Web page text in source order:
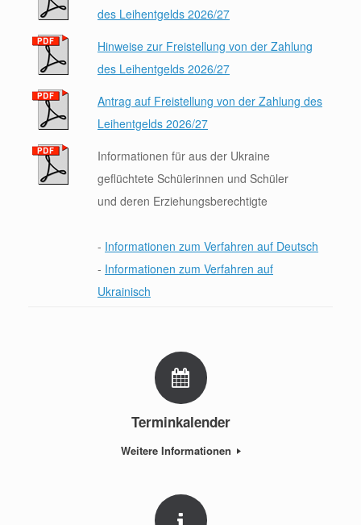
des Leihentgelds 2026/27
Hinweise zur Freistellung von der Zahlung
des Leihentgelds 2026/27
Antrag auf Freistellung von der Zahlung des
Leihentgelds 2026/27
Informationen für aus der Ukraine
geflüchtete Schülerinnen und Schüler
und deren Erziehungsberechtigte
- Informationen zum Verfahren auf Deutsch
- Informationen zum Verfahren auf
Ukrainisch
Terminkalender
Weitere Informationen